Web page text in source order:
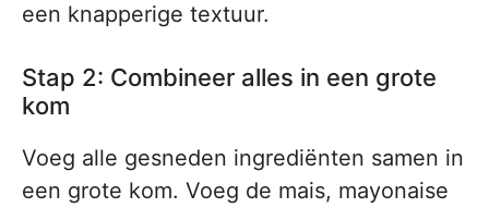
een knapperige textuur.
Stap 2: Combineer alles in een grote
kom
Voeg alle gesneden ingrediënten samen in
een grote kom. Voeg de mais, mayonaise